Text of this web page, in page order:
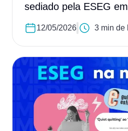
sediado pela ESEG
12/05/2026 3 min de